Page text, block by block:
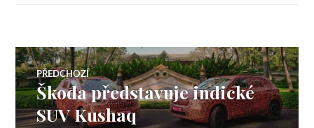
Navigace
pro
PŘEDCHOZÍ
Předchozí
příspěvek:
Škoda představuje indické
SUV Kushaq